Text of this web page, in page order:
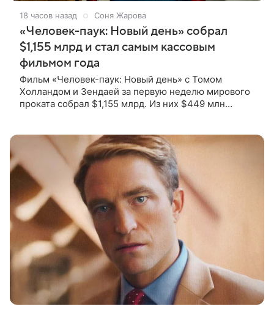
18 часов назад Соня Жарова
«Человек-паук: Новый день» собрал
$1,155 млрд и стал самым кассовым
фильмом года
Фильм «Человек-паук: Новый день» с Томом
Холландом и Зендаей за первую неделю мирового
проката собрал $1,155 млрд. Из них $449 млн